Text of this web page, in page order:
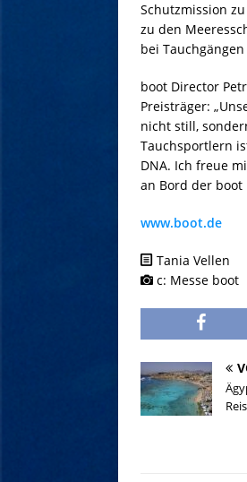
Schutzmission
zu den
bei
boot Director
Preisträger:
nicht still,
Tauchsportlern
DNA. Ich freue
an Bord der boot
www.boot.de
Tania Vellen
c: Messe boot